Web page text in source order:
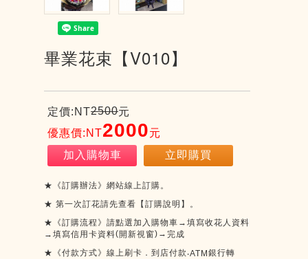
畢業花束【V010】
定價:NT2500元
優惠價:NT2000元
加入購物車
立即購買
★《訂購辦法》網站線上訂購。
★ 第一次訂花請先查看【訂購說明】。
★《訂購流程》請點選加入購物車→填寫收花人資料
→填寫信用卡資料(開新視窗) → 完成
★《付款方式》線上刷卡．到店付款 ‧ATM 銀行轉